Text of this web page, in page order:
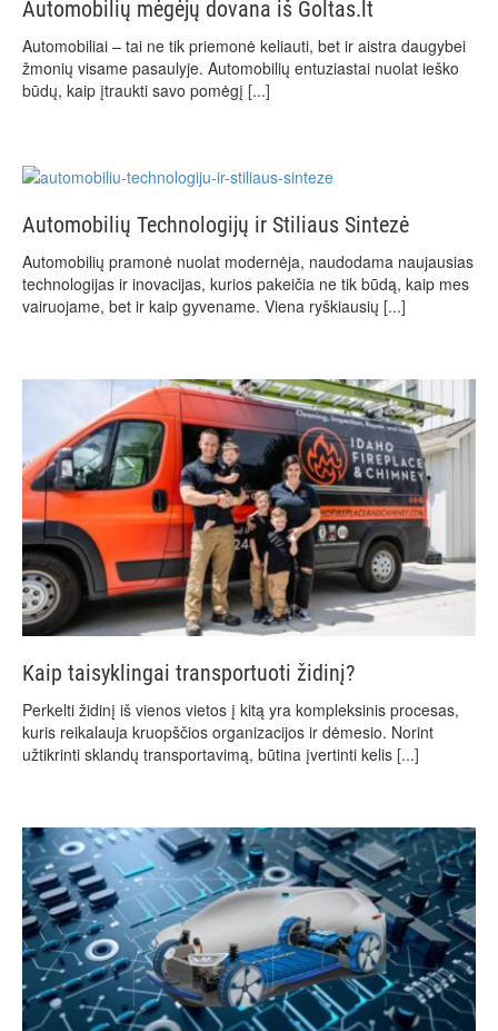
Automobilių mėgėjų dovana iš Goltas.lt
Automobiliai – tai ne tik priemonė keliauti, bet ir aistra daugybei
žmonių visame pasaulyje. Automobilių entuziastai nuolat ieško
būdų, kaip įtraukti savo pomėgį [...]
Automobilių Technologijų ir Stiliaus Sintezė
Automobilių pramonė nuolat modernėja, naudodama naujausias
technologijas ir inovacijas, kurios pakeičia ne tik būdą, kaip mes
vairuojame, bet ir kaip gyvename. Viena ryškiausių [...]
Kaip taisyklingai transportuoti židinį?
Perkelti židinį iš vienos vietos į kitą yra kompleksinis procesas,
kuris reikalauja kruopščios organizacijos ir dėmesio. Norint
užtikrinti sklandų transportavimą, būtina įvertinti kelis [...]